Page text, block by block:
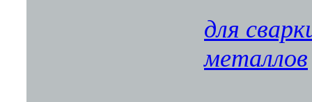
для
металлов